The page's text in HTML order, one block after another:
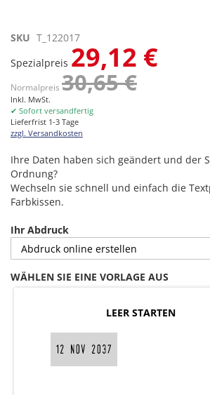
Zum
der
springen
SKU T_122017
Spezialpreis 29,12 €
Normalpreis 30,65 €
Inkl. MwSt.
✔ Sofort versandfertig
Lieferfrist 1-3 Tage
zzgl. Versandkosten
Ihre Daten haben sich geändert und der
Ordnung?
Wechseln sie schnell und einfach die
Farbkissen.
Ihr Abdruck
WÄHLEN SIE EINE VORLAGE AUS
LEER STARTEN